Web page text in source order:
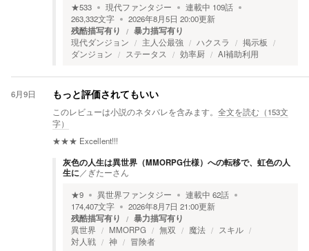
★533 現代ファンタジー 連載中 109話
263,332文字 2026年8月5日 20:00更新
残酷描写有り 暴力描写有り
現代ダンジョン 主人公最強 ハクスラ
掲示板
ダンジョン
ステータス 効率厨 AI補助利用
6月9日 もっと評価されてもいい
このレビューは小説のネタバレを含みます。 全文を読む（153文
字）
★★★ Excellent!!!
灰色の人生は異世界（MMORPG仕様）への転移で、虹色の人
生に／ ぎたーさん
★9 異世界ファンタジー 連載中 62話
174,407文字 2026年8月7日 21:00更新
残酷描写有り 暴力描写有り
異世界 MMORPG 無双 魔法
スキル
対人戦
神 冒険者